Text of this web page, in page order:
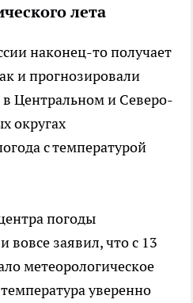
лета
наконец-то получает
и прогнозировали
в Центральном и Северо-
округах
с температурой
погоды
вовсе заявил, что с 13
метеорологическое
уверенно